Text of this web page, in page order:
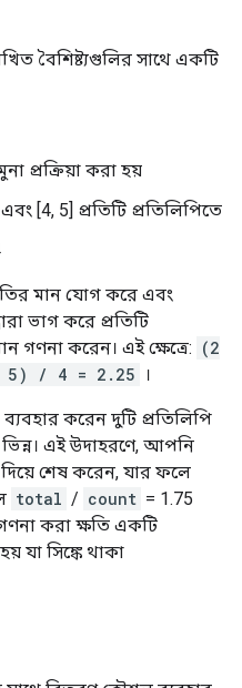
বৈশিষ্ট্যগুলির সাথে একটি
প্রক্রিয়া করা হয়
[4, 5] প্রতিটি প্রতিলিপিতে
মান যোগ করে এবং
ভাগ করে প্রতিটি
গণনা করেন। এই ক্ষেত্রে: (2
5) / 4 = 2.25 ।
ব্যবহার করেন দুটি প্রতিলিপি
এই উদাহরণে, আপনি
দিয়ে শেষ করেন, যার ফলে
total / count = 1.75
করা ক্ষতি একটি
যা সিঙ্কে থাকা